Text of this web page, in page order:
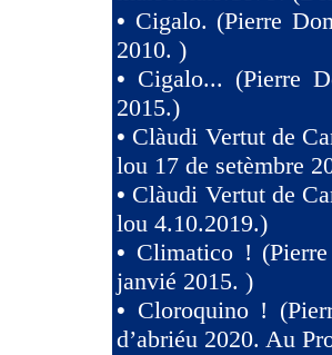
• Cigalo. (Pierre
2010. )
• Cigalo... (Pierre
2015.)
• Clàudi Vertut de
lou 17 de setèmbre
• Clàudi Vertut de
lou 4.10.2019.)
• Climatico !
janvié 2015. )
• Cloroquino !
d’abriéu 2020. Au